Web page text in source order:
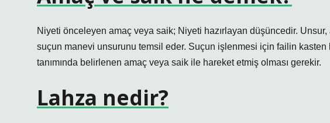
Niyeti önceleyen amaç veya saik; Niyeti hazırlayan düşüncedir.
suçun manevi unsurunu temsil eder. Suçun işlenmesi için failin
tanımında belirlenen amaç veya saik ile hareket etmiş olması gerekir.
Lahza nedir?